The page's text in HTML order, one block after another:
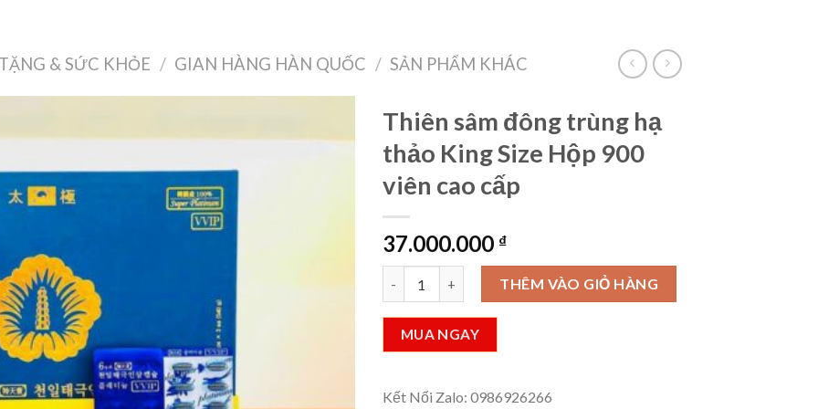
& SỨC KHỎE / GIAN HÀNG HÀN QUỐC / SẢN PHẨM KHÁC
Thiên sâm đông trùng hạ
thảo King Size Hộp 900
viên cao cấp
37.000.000 ₫
Thiên sâm đông trùng hạ thảo King Size Hộp 900 viên cao cấp số lượng
THÊM VÀO GIỎ HÀNG
MUA NGAY
Kết Nối Zalo: 0986926266